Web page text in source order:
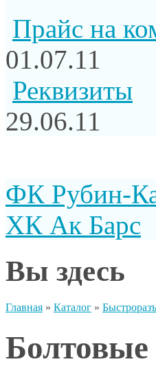
Прайс на
01.07.11
Реквизиты
29.06.11
ФК Рубин-
ХК Ак Барс
Вы здесь
Главная » Каталог »